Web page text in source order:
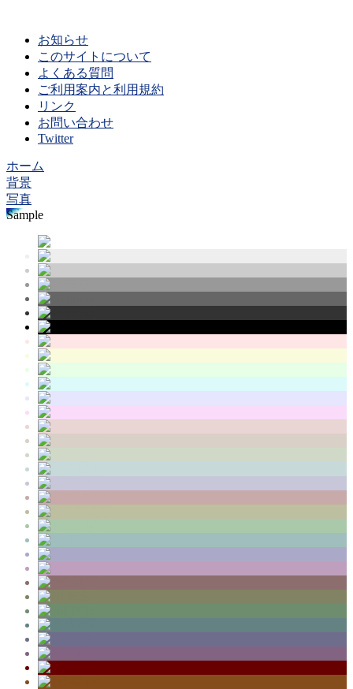
お知らせ
このサイトについて
よくある質問
ご利用案内と利用規約
リンク
お問い合わせ
Twitter
ホーム
背景
写真
Sample